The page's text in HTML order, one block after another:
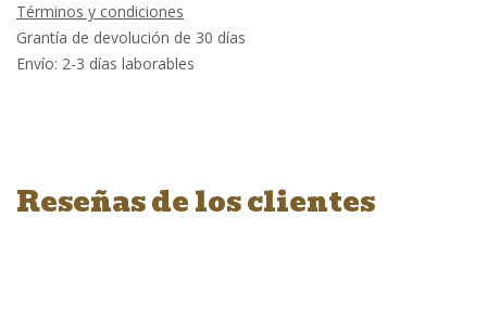
Términos y condiciones
Grantía de devolución de 30 días
Envío: 2-3 días laborables
Reseñas de los clientes